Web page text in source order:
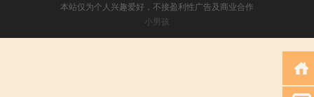
本站仅为个人兴趣爱好，不接盈利性广告及商业合作
小男孩